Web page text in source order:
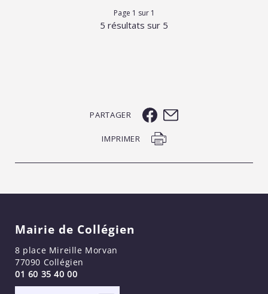
Page 1 sur 1
5 résultats sur 5
PARTAGER
IMPRIMER
Mairie de Collégien
8 place Mireille Morvan
77090 Collégien
01 60 35 40 00